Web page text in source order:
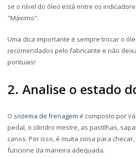
se o nível do óleo está entre os
"Máximo".
Uma dica importante é sempre trocar o
recomendados pelo fabricante e não
pontuais!
2. Analise o estado
O sistema de frenagem é composto por
pedal, o cilindro mestre, as pastilhas,
canos. Por isso, é muita coisa para
funcione da maneira adequada.